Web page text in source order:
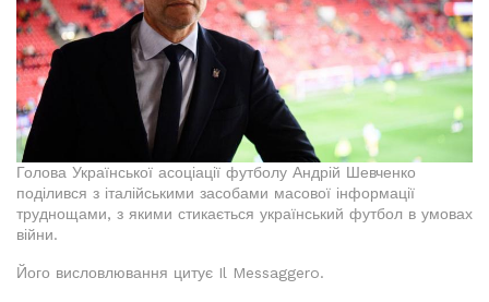
Голова Української асоціації футболу Андрій Шевченко
поділився з італійськими засобами масової інформації
труднощами, з якими стикається український футбол в умовах
війни.
Його висловлювання цитує Il Messaggero.